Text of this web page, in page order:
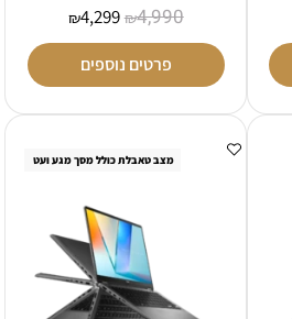
₪4,990
₪4,299
פרטים נוספים
מצב טאבלת כולל מסך מגע ועט